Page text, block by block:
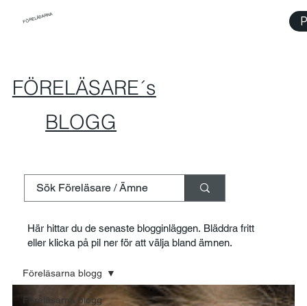
FÖRELÄSARNA
FÖRELÄSARE´s
BLOGG
Här hittar du de senaste blogginläggen. Bläddra fritt
eller klicka på pil ner för att välja bland ämnen.
Föreläsarna blogg
Föreläsarna blogg